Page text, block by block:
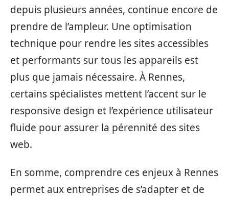
depuis plusieurs années, continue encore de
prendre de l’ampleur. Une optimisation
technique pour rendre les sites accessibles
et performants sur tous les appareils est
plus que jamais nécessaire. À Rennes,
certains spécialistes mettent l’accent sur le
responsive design et l’expérience utilisateur
fluide pour assurer la pérennité des sites
web.
En somme, comprendre ces enjeux à Rennes
permet aux entreprises de s’adapter et de